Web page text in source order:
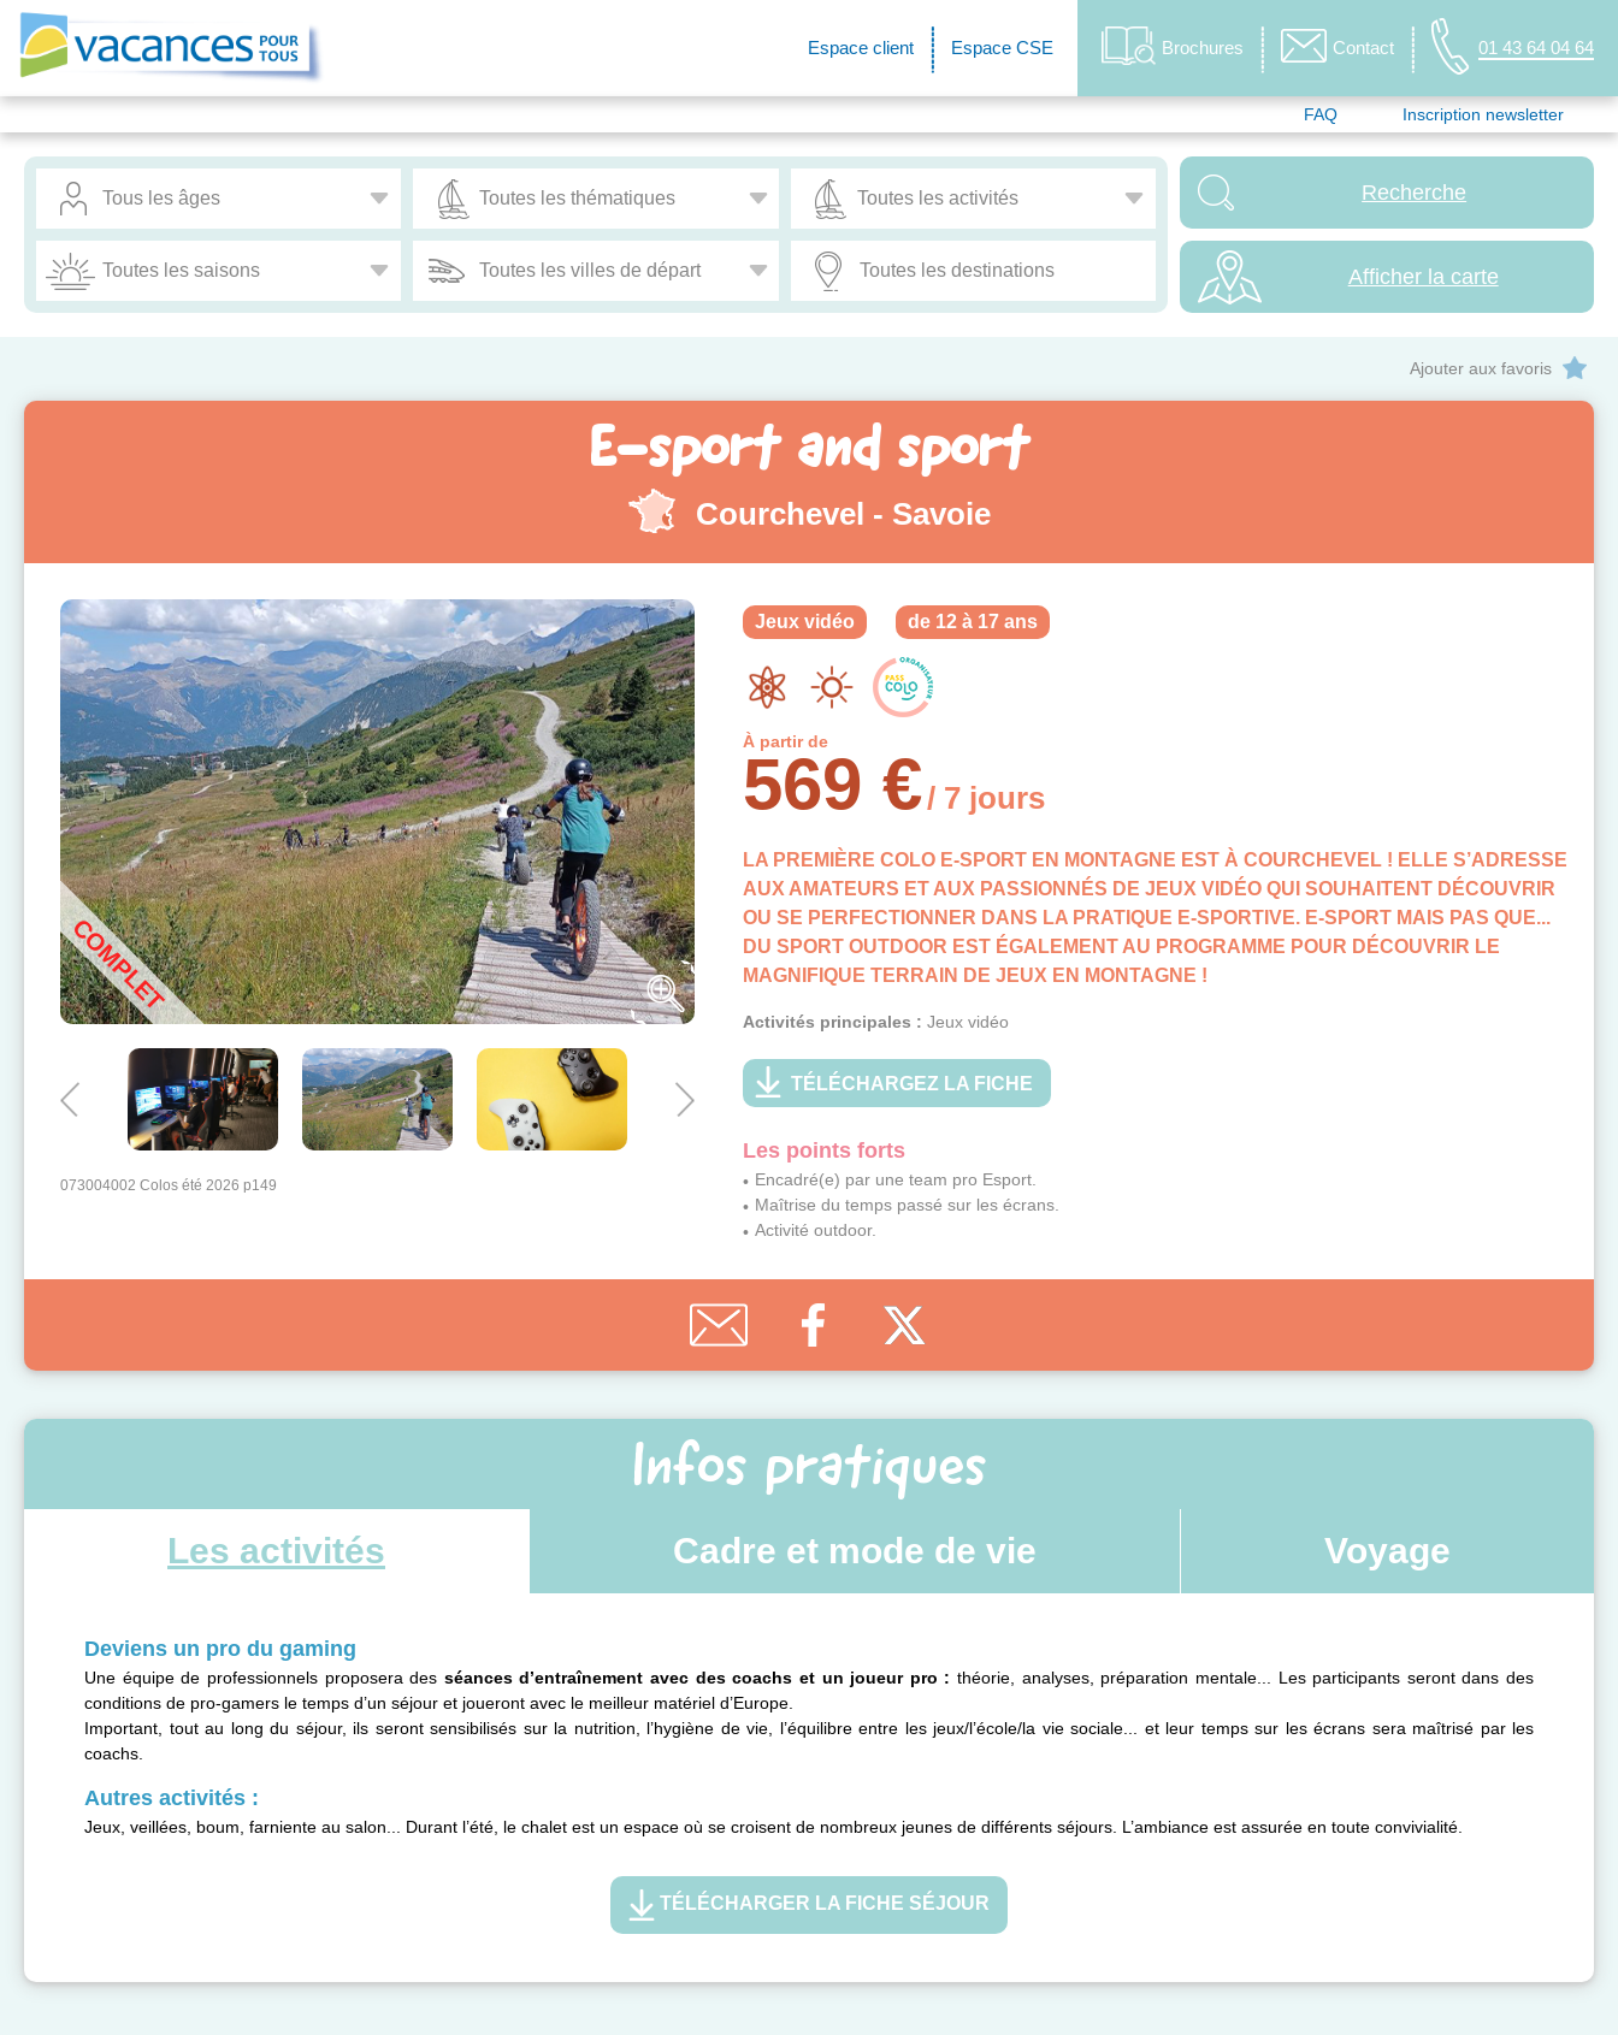
Espace client Espace CSE Brochures Contact 01 43 64 04 64
FAQ Inscription newsletter
Afficher la carte
Ajouter aux favoris
E-sport and sport
Courchevel - Savoie
COMPLET
073004002 Colos été 2026 p149
Jeux vidéo de 12 à 17 ans
À partir de
569 €/ 7 jours
LA PREMIÈRE COLO E-SPORT EN MONTAGNE EST À COURCHEVEL ! ELLE S’ADRESSE
AUX AMATEURS ET AUX PASSIONNÉS DE JEUX VIDÉO QUI SOUHAITENT DÉCOUVRIR
OU SE PERFECTIONNER DANS LA PRATIQUE E-SPORTIVE. E-SPORT MAIS PAS QUE...
DU SPORT OUTDOOR EST ÉGALEMENT AU PROGRAMME POUR DÉCOUVRIR LE
MAGNIFIQUE TERRAIN DE JEUX EN MONTAGNE !
Activités principales : Jeux vidéo
TÉLÉCHARGEZ LA FICHE
Les points forts
Encadré(e) par une team pro Esport.
Maîtrise du temps passé sur les écrans.
Activité outdoor.
Infos pratiques
Les activités Cadre et mode de vie Voyage
Deviens un pro du gaming
Une équipe de professionnels proposera des séances d’entraînement avec des coachs et un joueur pro : théorie, analyses, préparation mentale... Les participants seront dans des
conditions de pro-gamers le temps d’un séjour et joueront avec le meilleur matériel d’Europe.
Important, tout au long du séjour, ils seront sensibilisés sur la nutrition, l’hygiène de vie, l’équilibre entre les jeux/l’école/la vie sociale... et leur temps sur les écrans sera maîtrisé par les
coachs.
Autres activités :
Jeux, veillées, boum, farniente au salon... Durant l’été, le chalet est un espace où se croisent de nombreux jeunes de différents séjours. L’ambiance est assurée en toute convivialité.
TÉLÉCHARGER LA FICHE SÉJOUR